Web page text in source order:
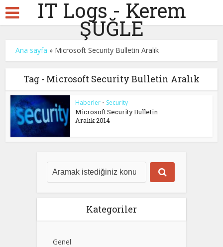
IT Logs - Kerem
ŞUĞLE
Ana sayfa » Microsoft Security Bulletin Aralık
Tag - Microsoft Security Bulletin Aralık
Haberler • Security
Microsoft Security Bulletin
Aralık 2014
Kategoriler
Genel